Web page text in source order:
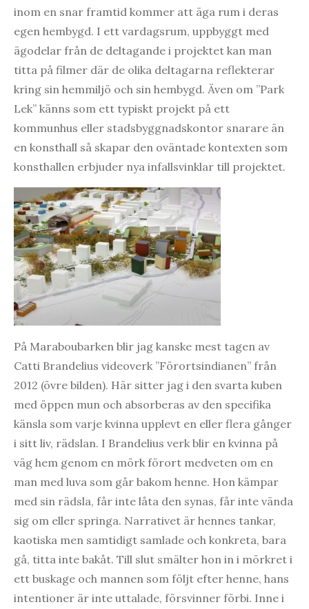
inom en snar framtid kommer att äga rum i deras
egen hembygd. I ett vardagsrum, uppbyggt med
ägodelar från de deltagande i projektet kan man
titta på filmer där de olika deltagarna reflekterar
kring sin hemmiljö och sin hembygd. Även om ”Park
Lek” känns som ett typiskt projekt på ett
kommunhus eller stadsbyggnadskontor snarare än
en konsthall så skapar den oväntade kontexten som
konsthallen erbjuder nya infallsvinklar till projektet.
På Maraboubarken blir jag kanske mest tagen av
Catti Brandelius videoverk ”Förortsindianen” från
2012 (övre bilden). Här sitter jag i den svarta kuben
med öppen mun och absorberas av den specifika
känsla som varje kvinna upplevt en eller flera gånger
i sitt liv, rädslan. I Brandelius verk blir en kvinna på
väg hem genom en mörk förort medveten om en
man med luva som går bakom henne. Hon kämpar
med sin rädsla, får inte låta den synas, får inte vända
sig om eller springa. Narrativet är hennes tankar,
kaotiska men samtidigt samlade och konkreta, bara
gå, titta inte bakåt. Till slut smälter hon in i mörkret i
ett buskage och mannen som följt efter henne, hans
intentioner är inte uttalade, försvinner förbi. Inne i